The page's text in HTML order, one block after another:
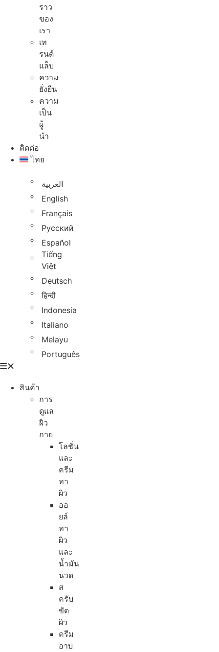
ราว
ของ
เรา
เท
รนด์
แล็บ
ความ
ยั่งยืน
ความ
เป็น
ผู้
นํา
ติดต่อ
ไทย
العربية
English
Français
Русский
Español
Tiếng
Việt
Deutsch
हिन्दी
Indonesia
Italiano
Melayu
Português
สินค้า
การ
ดูแล
ผิว
กาย
โลชั่น
และ
ครีม
ทา
ผิว
ออ
ยล์
ทา
ผิว
และ
น้ำมัน
นวด
ส
ครับ
ขัด
ผิว
ครีม
อาบ